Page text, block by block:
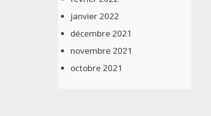
janvier 2022
décembre 2021
novembre 2021
octobre 2021